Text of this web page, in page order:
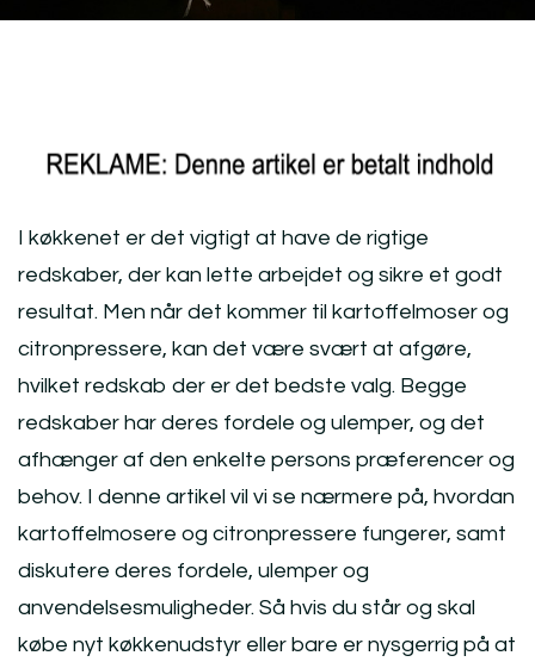
I køkkenet er det vigtigt at have de rigtige
redskaber, der kan lette arbejdet og sikre et godt
resultat. Men når det kommer til kartoffelmoser og
citronpressere, kan det være svært at afgøre,
hvilket redskab der er det bedste valg. Begge
redskaber har deres fordele og ulemper, og det
afhænger af den enkelte persons præferencer og
behov. I denne artikel vil vi se nærmere på, hvordan
kartoffelmosere og citronpressere fungerer, samt
diskutere deres fordele, ulemper og
anvendelsesmuligheder. Så hvis du står og skal
købe nyt køkkenudstyr eller bare er nysgerrig på at